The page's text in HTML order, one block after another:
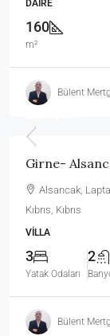
DAIRE
160
m²
Bülent
Girne-
Alsancak,
Kıbrıs, Kıbrıs
VILLA
3
Yatak Odaları
2
Bülent